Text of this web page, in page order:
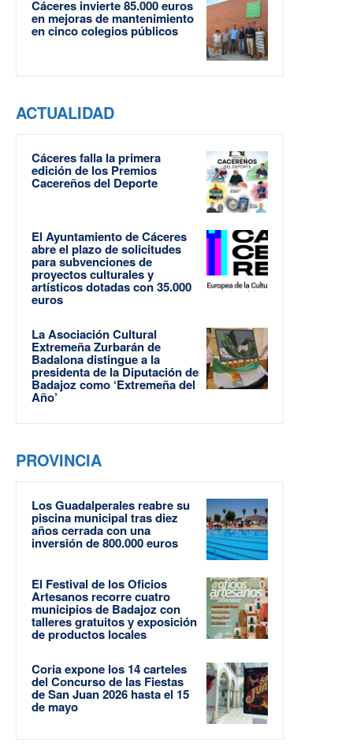
Cáceres invierte 85.000 euros
en mejoras de mantenimiento
en cinco colegios públicos
ACTUALIDAD
Cáceres falla la primera
edición de los Premios
Cacereños del Deporte
El Ayuntamiento de Cáceres
abre el plazo de solicitudes
para subvenciones de
proyectos culturales y
artísticos dotadas con 35.000
euros
La Asociación Cultural
Extremeña Zurbarán de
Badalona distingue a la
presidenta de la Diputación de
Badajoz como ‘Extremeña del
Año’
PROVINCIA
Los Guadalperales reabre su
piscina municipal tras diez
años cerrada con una
inversión de 800.000 euros
El Festival de los Oficios
Artesanos recorre cuatro
municipios de Badajoz con
talleres gratuitos y exposición
de productos locales
Coria expone los 14 carteles
del Concurso de las Fiestas
de San Juan 2026 hasta el 15
de mayo